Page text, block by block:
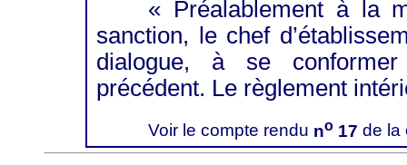
« Préalablement à la
sanction, le chef
dialogue, à se
précédent. Le règlement
Voir le compte rendu no 17de la